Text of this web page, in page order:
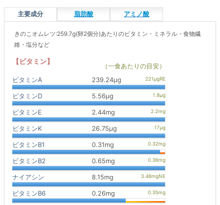
主要成分 脂肪酸 アミノ酸
きのこオムレツ:259.7g(卵2個分)あたりのビタミン・ミネラル・食物繊
維・塩分など
【ビタミン】
（一食あたりの目安）
ビタミンA
239.24μg
ビタミンD 5.56μg
ビタミンE 2.44mg
ビタミンK 26.75μg
ビタミンB1 0.31mg
ビタミンB2 0.65mg
ナイアシン 8.15mg
ビタミンB6 0.26mg